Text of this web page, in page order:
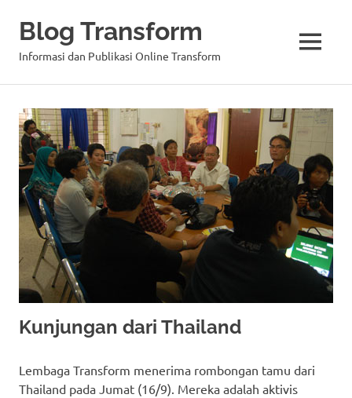
content
Blog Transform
Informasi dan Publikasi Online Transform MENU
Kunjungan dari Thailand
Lembaga Transform menerima rombongan tamu dari
Thailand pada Jumat (16/9). Mereka adalah aktivis